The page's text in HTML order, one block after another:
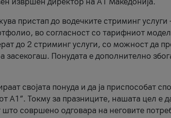
пристап до водечките стриминг услуги
во согласност со тарифниот
до 2 стриминг услуги, со можност да
засекогаш. Понудата е дополнително
својата понуда и да ја приспособат
А1”. Токму за празниците, нашата цел е
совршено одговара на неговите